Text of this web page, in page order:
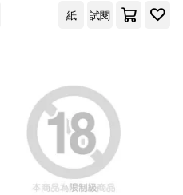
文三郎(3)
有紗(3)
鮎川ハル(3)
紙
試閱